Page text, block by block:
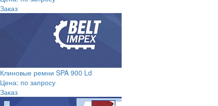
Заказ
Клиновые ремни SPA 900 Ld
Цена: по запросу
Заказ